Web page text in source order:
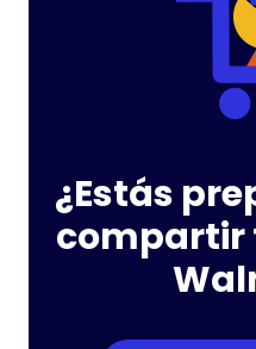
¿Estás
compartir